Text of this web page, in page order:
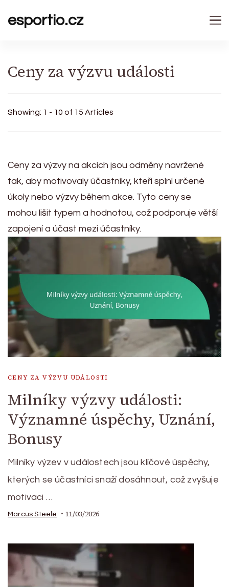
esportio.cz
Ceny za výzvu události
Showing: 1 - 10 of 15 Articles
Ceny za výzvy na akcích jsou odměny navržené
tak, aby motivovaly účastníky, kteří splní určené
úkoly nebo výzvy během akce. Tyto ceny se
mohou lišit typem a hodnotou, což podporuje větší
zapojení a účast mezi účastníky.
CENY ZA VÝZVU UDÁLOSTI
Milníky výzvy události:
Významné úspěchy, Uznání,
Bonusy
Milníky výzev v událostech jsou klíčové úspěchy,
kterých se účastníci snaží dosáhnout, což zvyšuje
motivaci …
Marcus Steele 11/03/2026